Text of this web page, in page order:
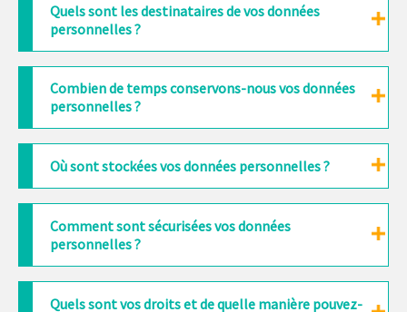
Quels sont les destinataires de vos données
personnelles ?
Combien de temps conservons-nous vos données
personnelles ?
Où sont stockées vos données personnelles ?
Comment sont sécurisées vos données
personnelles ?
Quels sont vos droits et de quelle manière pouvez-